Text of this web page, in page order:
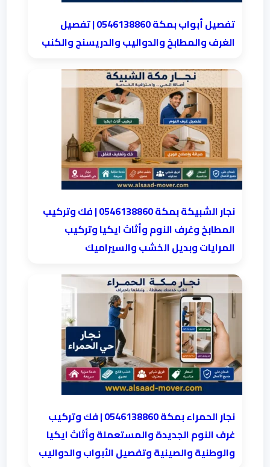
تفصيل أبواب بمكة 0546138860 | تفصيل
الغرف والمطابخ والدواليب والدريسنج والكنب
نجار الشبيكة بمكة 0546138860⁩ | فك وتركيب
المطابخ وغرف النوم وأثاث ايكيا وتركيب
المرايات وبديل الخشب والسيراميك
نجار الحمراء بمكة 0546138860⁩ | فك وتركيب
غرف النوم الجديدة والمستعملة وأثاث ايكيا
والوطنية والصينية وتفصيل الأبواب والدواليب